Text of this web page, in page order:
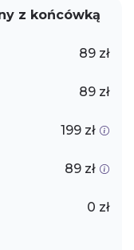
z końcówką
89 zł
89 zł
199 zł
89 zł
0 zł